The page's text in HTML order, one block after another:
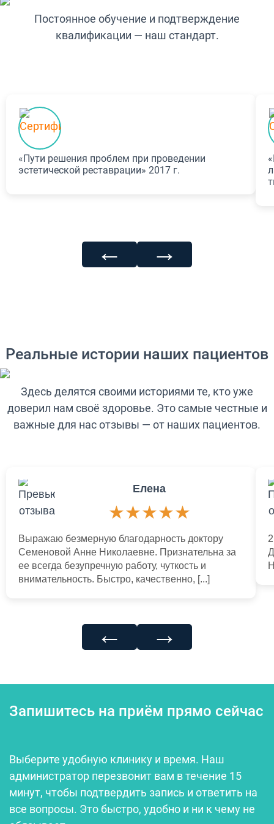
Постоянное обучение и подтверждение
квалификации — наш стандарт.
«Пути решения проблем при проведении
эстетической реставрации» 2017 г.
← →
Реальные истории наших пациентов
Здесь делятся своими историями те, кто уже
доверил нам своё здоровье. Это самые честные и
важные для нас отзывы — от наших пациентов.
Елена
★★★★★
Выражаю безмерную благодарность доктору
Семеновой Анне Николаевне. Признательна за
ее всегда безупречную работу, чуткость и
внимательность. Быстро, качественно, [...]
← →
Запишитесь на приём прямо сейчас
Выберите удобную клинику и время. Наш
администратор перезвонит вам в течение 15
минут, чтобы подтвердить запись и ответить на
все вопросы. Это быстро, удобно и ни к чему не